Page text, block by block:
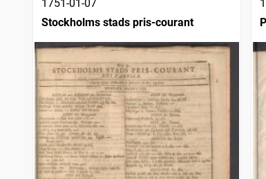
1751-01-07
Stockholms stads pris-courant